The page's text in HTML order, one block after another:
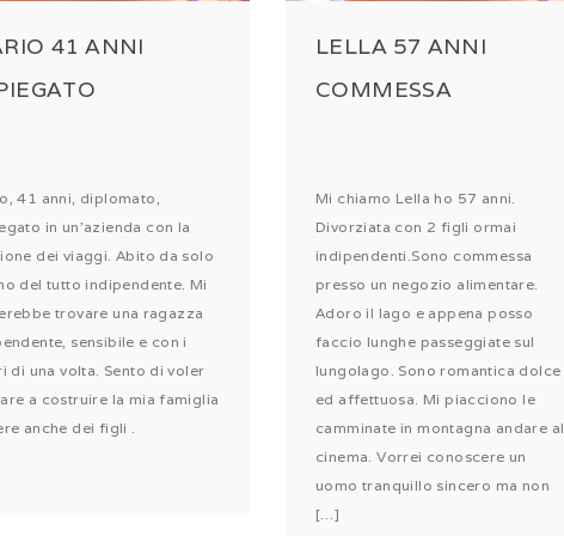
41 ANNI
41 anni, diplomato,
in un’azienda con la
dei viaggi. Abito da solo
del tutto indipendente. Mi
trovare una ragazza
sensibile e con i
di una volta. Sento di voler
a costruire la mia famiglia
anche dei figli .
LELLA 57 ANNI
COMMESSA
Mi chiamo Lella ho 57 anni.
Divorziata con 2 figli ormai
indipendenti.Sono commessa
presso un negozio alimentare.
Adoro il lago e appena posso
faccio lunghe passeggiate sul
lungolago. Sono romantica dolce
ed affettuosa. Mi piacciono le
camminate in montagna andare al
cinema. Vorrei conoscere un
uomo tranquillo sincero ma non
[…]